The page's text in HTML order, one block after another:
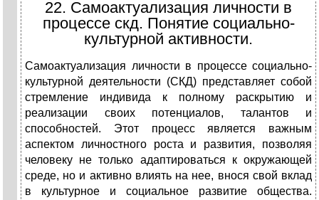
22. Самоактуализация личности в
процессе скд. Понятие социально-
культурной активности.
Самоактуализация личности в процессе социально-
культурной деятельности (СКД) представляет собой
стремление индивида к полному раскрытию и
реализации своих потенциалов, талантов и
способностей. Этот процесс является важным
аспектом личностного роста и развития, позволяя
человеку не только адаптироваться к окружающей
среде, но и активно влиять на нее, внося свой вклад
в культурное и социальное развитие общества.